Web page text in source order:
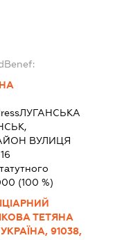
ЛУГАНСЬКА
ВУЛИЦЯ
(100 %)
ТЕТЯНА
91038,